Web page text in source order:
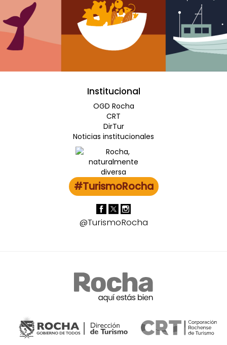
Institucional
OGD Rocha
CRT
DirTur
Noticias institucionales
#TurismoRocha
@TurismoRocha